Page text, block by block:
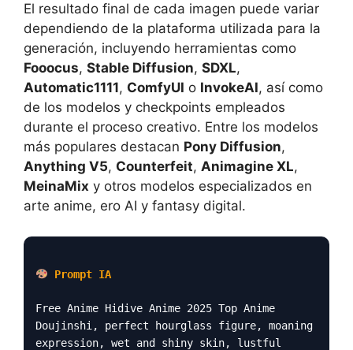
El resultado final de cada imagen puede variar
dependiendo de la plataforma utilizada para la
generación, incluyendo herramientas como
Fooocus, Stable Diffusion, SDXL,
Automatic1111, ComfyUI o InvokeAI, así como
de los modelos y checkpoints empleados
durante el proceso creativo. Entre los modelos
más populares destacan Pony Diffusion,
Anything V5, Counterfeit, Animagine XL,
MeinaMix y otros modelos especializados en
arte anime, ero AI y fantasy digital.
Prompt IA
Free Anime Hidive Anime 2025 Top Anime
Doujinshi, perfect hourglass figure, moaning
expression, wet and shiny skin, lustful